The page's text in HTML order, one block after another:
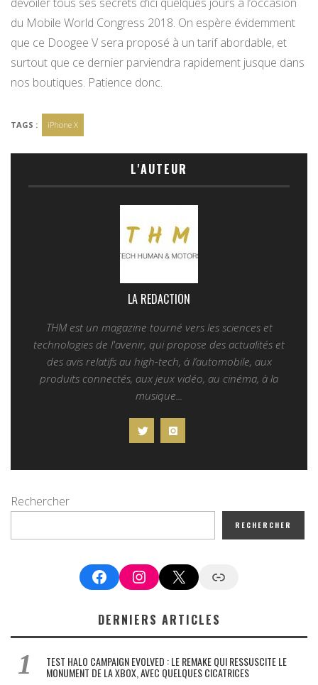
du Mobile World Congress 2018. On espère évidemment
que ce Doogee V sera proposé à un tarif abordable, et
surtout que ce dernier parviendra rapidement jusque dans
nos boutiques. Patience donc.
TAGS : iPhone X
L'AUTEUR
LA REDACTION
THM est un magazine tourné vers les sciences et
technologies de l'avenir, qui propose des actualités et
des avis relatifs au high-tech, à l’automobile, aux
produits connectés, aux jeux vidéo, au cinéma, à la
musique...
Rechercher
RECHERCHER
FacebookInstagram
X Google News
DERNIERS ARTICLES
TEST HALO CAMPAIGN EVOLVED : LE REMAKE QUI RESSUSCITE LE
MONUMENT DE LA XBOX, AVEC QUELQUES CICATRICES